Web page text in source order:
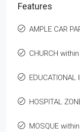
Features
AMPLE CAR
CHURCH
EDUCATIONAL
HOSPITAL
MOSQUE